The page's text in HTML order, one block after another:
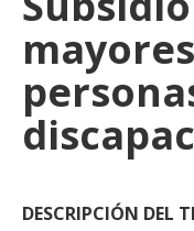
DESCRIPCIÓN DEL